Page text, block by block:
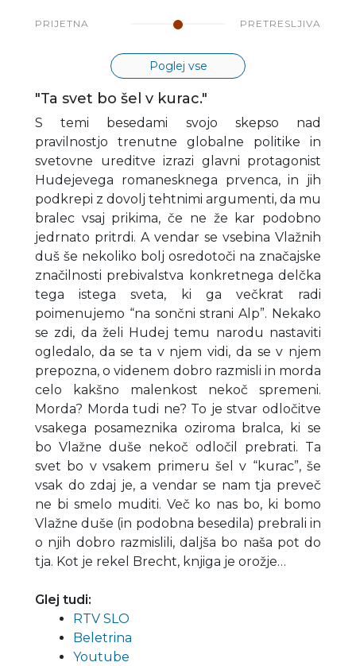
PRIJETNA PRETRESLJIVA
Poglej vse
"Ta svet bo šel v kurac."
S temi besedami svojo skepso nad
pravilnostjo trenutne globalne politike in
svetovne ureditve izrazi glavni protagonist
Hudejevega romanesknega prvenca, in jih
podkrepi z dovolj tehtnimi argumenti, da mu
bralec vsaj prikima, če ne že kar podobno
jedrnato pritrdi. A vendar se vsebina Vlažnih
duš še nekoliko bolj osredotoči na značajske
značilnosti prebivalstva konkretnega delčka
tega istega sveta, ki ga večkrat radi
poimenujemo “na sončni strani Alp”. Nekako
se zdi, da želi Hudej temu narodu nastaviti
ogledalo, da se ta v njem vidi, da se v njem
prepozna, o videnem dobro razmisli in morda
celo kakšno malenkost nekoč spremeni.
Morda? Morda tudi ne? To je stvar odločitve
vsakega posameznika oziroma bralca, ki se
bo Vlažne duše nekoč odločil prebrati. Ta
svet bo v vsakem primeru šel v “kurac”, še
vsak do zdaj je, a vendar se nam tja preveč
ne bi smelo muditi. Več ko nas bo, ki bomo
Vlažne duše (in podobna besedila) prebrali in
o njih dobro razmislili, daljša bo naša pot do
tja. Kot je rekel Brecht, knjiga je orožje…
Glej tudi:
RTV SLO
Beletrina
Youtube